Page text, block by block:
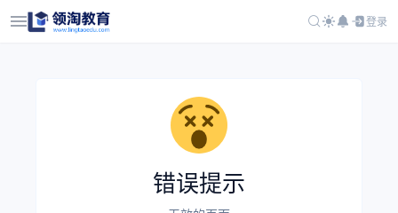
登录
错误提示